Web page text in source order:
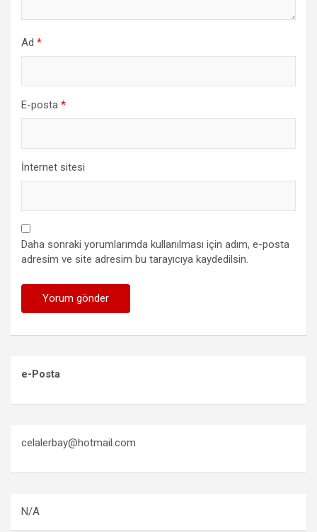
Ad *
E-posta *
İnternet sitesi
Daha sonraki yorumlarımda kullanılması için adım, e-posta
adresim ve site adresim bu tarayıcıya kaydedilsin.
e-Posta
celalerbay@hotmail.com
N/A